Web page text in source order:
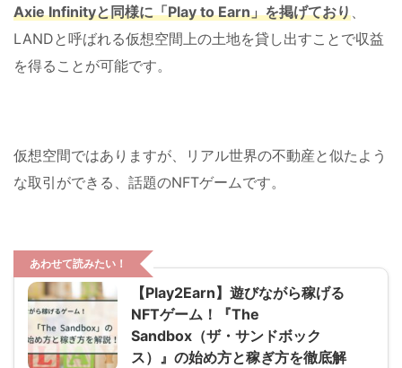
Axie Infinityと同様に「Play to Earn」を掲げており
LANDと呼ばれる仮想空間上の土地を貸し出すことで収益
を得ることが可能です。
仮想空間ではありますが、リアル世界の不動産と似たよう
な取引ができる、話題のNFTゲームです。
あわせて読みたい！
【Play2Earn】遊びながら稼げる
NFTゲーム！『The
Sandbox（ザ・サンドボック
ス）』の始め方と稼ぎ方を徹底解